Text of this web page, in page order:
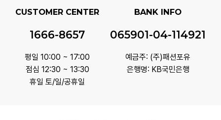
CUSTOMER CENTER
1666-8657
평일 10:00 ~ 17:00
점심 12:30 ~ 13:30
휴일 토/일/공휴일
BANK INFO
065901-04-114921
예금주: (주)패션포유
은행명: KB국민은행